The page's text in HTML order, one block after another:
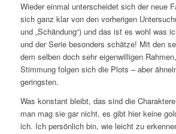
Wieder einmal unterscheidet sich der neue
sich ganz klar von den vorherigen
und „Schändung“) und das ist es wohl was
und der Serie besonders schätze! Mit den
dem selben doch sehr eigenwilligen
Stimmung folgen sich die Plots – aber
geringsten.
Was konstant bleibt, das sind die
man mag sie gar nicht, es gibt hier keine
ich. Ich persönlich bin, wie leicht zu